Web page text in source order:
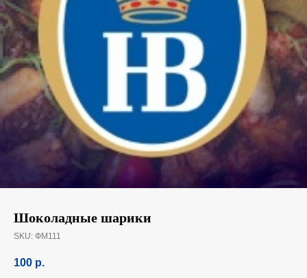
Шоколадные шарики
SKU: ФМ111
100 р.